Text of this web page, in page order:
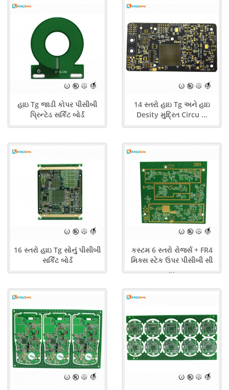
હાઇ Tg જાડી કોપર પીસીબી
પ્રિન્ટેડ સર્કિટ બોર્ડ
14 સ્તરો હાઇ Tg અને હાઇ
Desity મુદ્રિત Circu ...
16 સ્તરો હાઇ Tg સોનું પીસીબી
સર્કિટ બોર્ડ
કસ્ટમ 6 સ્તરો રોજર્સ + FR4
મિક્સ સ્ટેક ઉપર પીસીબી સી
...